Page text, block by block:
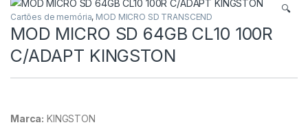
🔍
Cartões de memória, MOD MICRO SD TRANSCEND
MOD MICRO SD 64GB CL10 100R
C/ADAPT KINGSTON
Marca: KINGSTON